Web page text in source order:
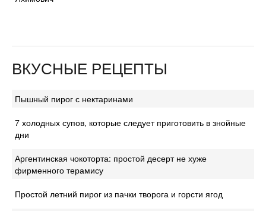
ВКУСНЫЕ РЕЦЕПТЫ
Пышный пирог с нектаринами
7 холодных супов, которые следует приготовить в знойные
дни
Аргентинская чокоторта: простой десерт не хуже
фирменного терамису
Простой летний пирог из пачки творога и горсти ягод